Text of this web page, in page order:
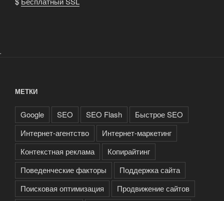
.
МЕТКИ
Google SEO SEO Flash
Быстрое SEO
Интернет-агентство
Интернет-маркетинг
Контекстная реклама
Копирайтинг
Поведенческие факторы
Поддержка сайта
Поисковая оптимизация
Продвижение сайтов